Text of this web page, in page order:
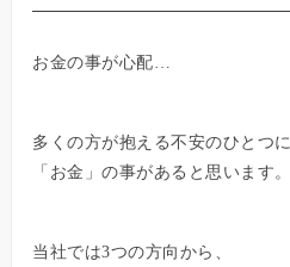
お金の事が心配…
多くの方が抱える不安のひとつに
「お金」の事があると思います。
当社では3つの方向から、